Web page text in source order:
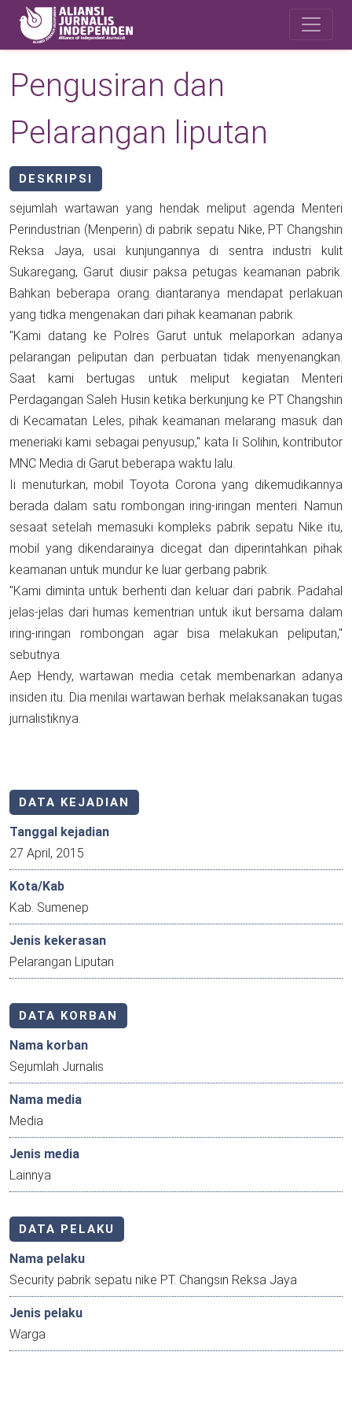
Skip to main content
Pengusiran dan
Pelarangan liputan
DESKRIPSI
sejumlah wartawan yang hendak meliput agenda Menteri
Perindustrian (Menperin) di pabrik sepatu Nike, PT Changshin
Reksa Jaya, usai kunjungannya di sentra industri kulit
Sukaregang, Garut diusir paksa petugas keamanan pabrik.
Bahkan beberapa orang diantaranya mendapat perlakuan
yang tidka mengenakan dari pihak keamanan pabrik.
"Kami datang ke Polres Garut untuk melaporkan adanya
pelarangan peliputan dan perbuatan tidak menyenangkan.
Saat kami bertugas untuk meliput kegiatan Menteri
Perdagangan Saleh Husin ketika berkunjung ke PT Changshin
di Kecamatan Leles, pihak keamanan melarang masuk dan
meneriaki kami sebagai penyusup," kata Ii Solihin, kontributor
MNC Media di Garut beberapa waktu lalu.
Ii menuturkan, mobil Toyota Corona yang dikemudikannya
berada dalam satu rombongan iring-iringan menteri. Namun
sesaat setelah memasuki kompleks pabrik sepatu Nike itu,
mobil yang dikendarainya dicegat dan diperintahkan pihak
keamanan untuk mundur ke luar gerbang pabrik.
"Kami diminta untuk berhenti dan keluar dari pabrik. Padahal
jelas-jelas dari humas kementrian untuk ikut bersama dalam
iring-iringan rombongan agar bisa melakukan peliputan,"
sebutnya.
Aep Hendy, wartawan media cetak membenarkan adanya
insiden itu. Dia menilai wartawan berhak melaksanakan tugas
jurnalistiknya.
DATA KEJADIAN
Tanggal kejadian
27 April, 2015
Kota/Kab
Kab. Sumenep
Jenis kekerasan
Pelarangan Liputan
DATA KORBAN
Nama korban
Sejumlah Jurnalis
Nama media
Media
Jenis media
Lainnya
DATA PELAKU
Nama pelaku
Security pabrik sepatu nike PT. Changsin Reksa Jaya
Jenis pelaku
Warga